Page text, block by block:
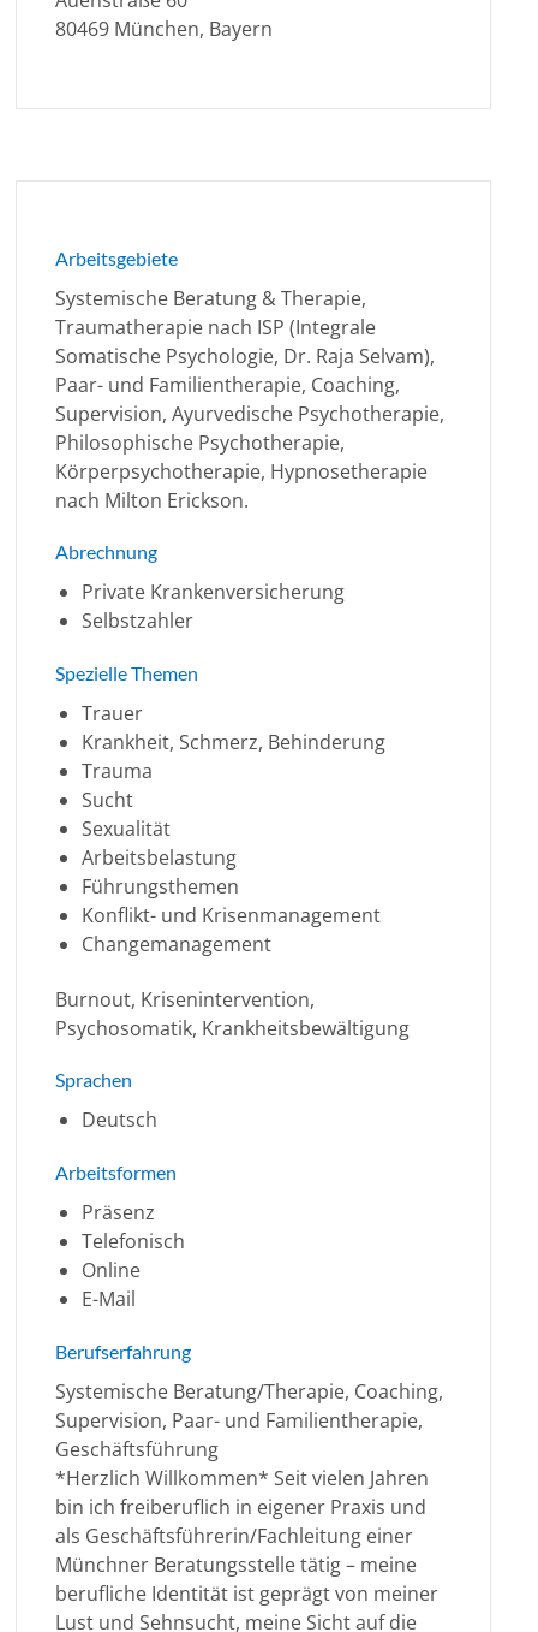
80469 München, Bayern
Arbeitsgebiete
Systemische Beratung & Therapie,
Traumatherapie nach ISP (Integrale
Somatische Psychologie, Dr. Raja Selvam),
Paar- und Familientherapie, Coaching,
Supervision, Ayurvedische Psychotherapie,
Philosophische Psychotherapie,
Körperpsychotherapie, Hypnosetherapie
nach Milton Erickson.
Abrechnung
Private Krankenversicherung
Selbstzahler
Spezielle Themen
Trauer
Krankheit, Schmerz, Behinderung
Trauma
Sucht
Sexualität
Arbeitsbelastung
Führungsthemen
Konflikt- und Krisenmanagement
Changemanagement
Burnout, Krisenintervention,
Psychosomatik, Krankheitsbewältigung
Sprachen
Deutsch
Arbeitsformen
Präsenz
Telefonisch
Online
E-Mail
Berufserfahrung
Systemische Beratung/Therapie, Coaching,
Supervision, Paar- und Familientherapie,
Geschäftsführung
*Herzlich Willkommen* Seit vielen Jahren
bin ich freiberuflich in eigener Praxis und
als Geschäftsführerin/Fachleitung einer
Münchner Beratungsstelle tätig – meine
berufliche Identität ist geprägt von meiner
Lust und Sehnsucht, meine Sicht auf die